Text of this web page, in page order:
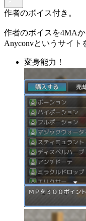
作者のボイス付き。
作者のボイスを4MA
Anyconvというサイト
変身能力！